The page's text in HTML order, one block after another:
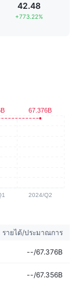
42.48
+773.22%
รายได้/ประมาณการ
--/67.376B
--/67.356B